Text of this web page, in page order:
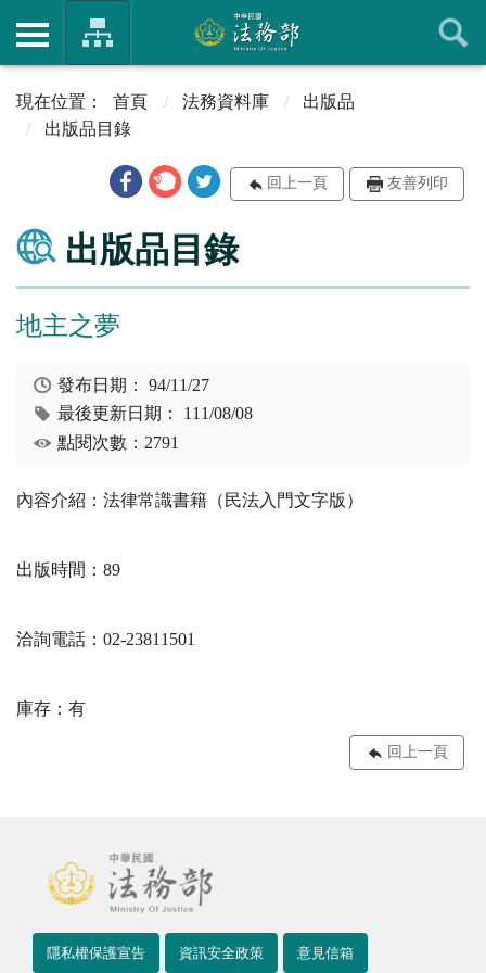
首頁 法務資料庫
出版品
出版品目錄
回上一頁 友善列印
出版品目錄
地主之夢
發布日期：94/11/27
最後更新日期： 111/08/08
點閱次數：2791
內容介紹：法律常識書籍（民法入門文字版）
出版時間：89
洽詢電話：02-23811501
庫存：有
回上一頁
隱私權保護宣告 資訊安全政策 意見信箱